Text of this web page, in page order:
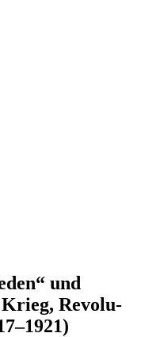
und
Krieg, Revo­lu­